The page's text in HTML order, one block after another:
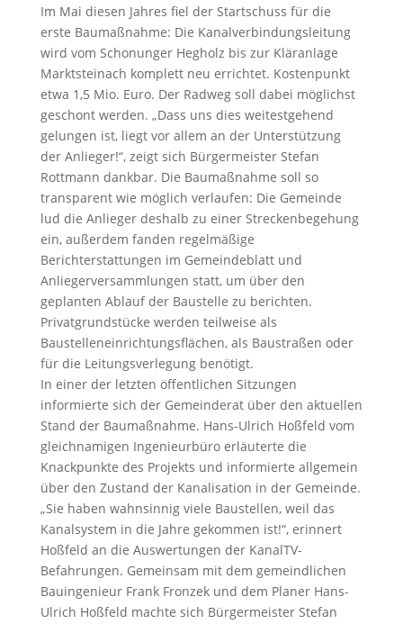
Im Mai diesen Jahres fiel der Startschuss für die
erste Baumaßnahme: Die Kanalverbindungsleitung
wird vom Schonunger Hegholz bis zur Kläranlage
Marktsteinach komplett neu errichtet. Kostenpunkt
etwa 1,5 Mio. Euro. Der Radweg soll dabei möglichst
geschont werden. „Dass uns dies weitestgehend
gelungen ist, liegt vor allem an der Unterstützung
der Anlieger!“, zeigt sich Bürgermeister Stefan
Rottmann dankbar. Die Baumaßnahme soll so
transparent wie möglich verlaufen: Die Gemeinde
lud die Anlieger deshalb zu einer Streckenbegehung
ein, außerdem fanden regelmäßige
Berichterstattungen im Gemeindeblatt und
Anliegerversammlungen statt, um über den
geplanten Ablauf der Baustelle zu berichten.
Privatgrundstücke werden teilweise als
Baustelleneinrichtungsflächen, als Baustraßen oder
für die Leitungsverlegung benötigt.
In einer der letzten öffentlichen Sitzungen
informierte sich der Gemeinderat über den aktuellen
Stand der Baumaßnahme. Hans-Ulrich Hoßfeld vom
gleichnamigen Ingenieurbüro erläuterte die
Knackpunkte des Projekts und informierte allgemein
über den Zustand der Kanalisation in der Gemeinde.
„Sie haben wahnsinnig viele Baustellen, weil das
Kanalsystem in die Jahre gekommen ist!“, erinnert
Hoßfeld an die Auswertungen der KanalTV-
Befahrungen. Gemeinsam mit dem gemeindlichen
Bauingenieur Frank Fronzek und dem Planer Hans-
Ulrich Hoßfeld machte sich Bürgermeister Stefan